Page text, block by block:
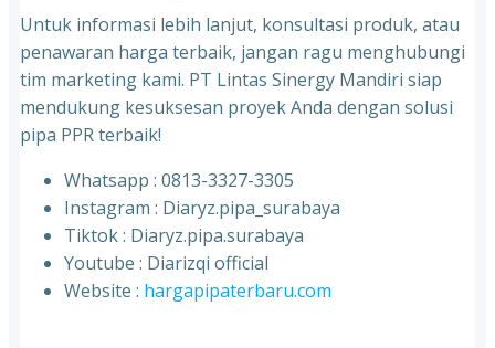
Untuk informasi lebih lanjut, konsultasi produk, atau
penawaran harga terbaik, jangan ragu menghubungi
tim marketing kami. PT Lintas Sinergy Mandiri siap
mendukung kesuksesan proyek Anda dengan solusi
pipa PPR terbaik!
Whatsapp : 0813-3327-3305
⁠Instagram : Diaryz.pipa_surabaya
⁠Tiktok : Diaryz.pipa.surabaya
⁠Youtube : Diarizqi official
⁠Website : hargapipaterbaru.com